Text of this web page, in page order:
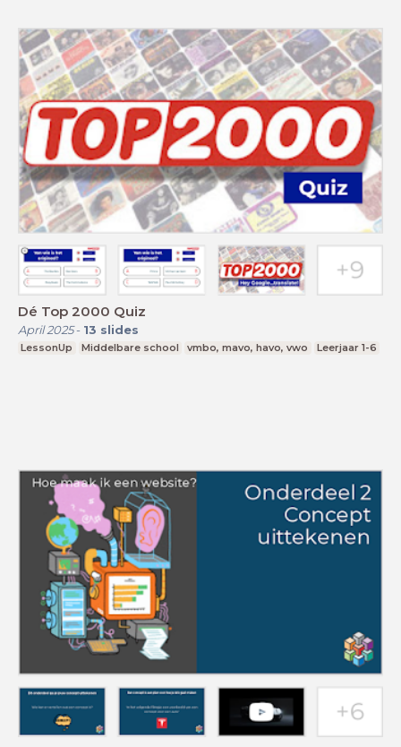
Dé Top 2000 Quiz
April 2025- 13 slides
LessonUp Middelbare school vmbo, mavo, havo, vwo Leerjaar 1-6